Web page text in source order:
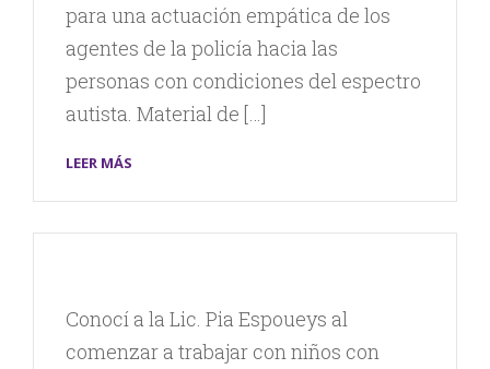
para una actuación empática de los
agentes de la policía hacia las
personas con condiciones del espectro
autista. Material de […]
LEER MÁS
Conocí a la Lic. Pia Espoueys al
comenzar a trabajar con niños con